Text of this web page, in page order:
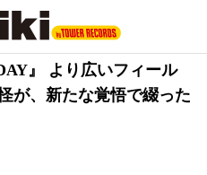
』 より広いフィール
が、新たな覚悟で綴った